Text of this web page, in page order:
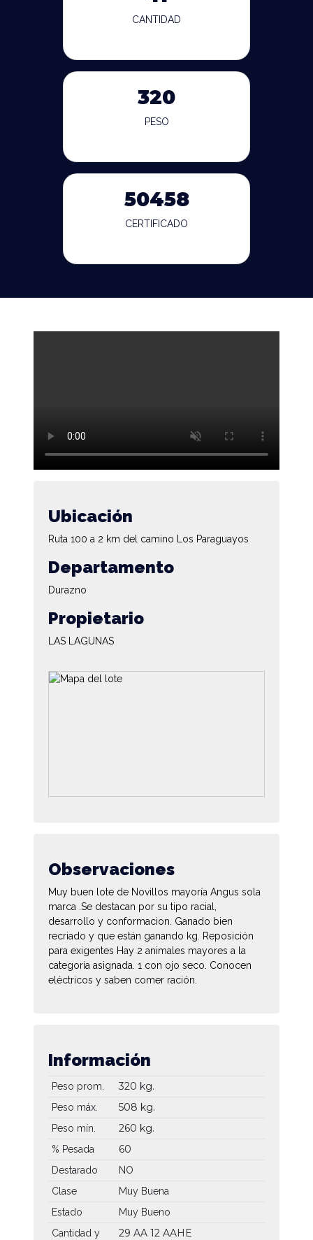
CANTIDAD
320
PESO
50458
CERTIFICADO
Ubicación
Ruta 100 a 2 km del camino Los Paraguayos
Departamento
Durazno
Propietario
LAS LAGUNAS
Observaciones
Muy buen lote de Novillos mayoría Angus sola
marca .Se destacan por su tipo racial,
desarrollo y conformacion. Ganado bien
recriado y que están ganando kg. Reposición
para exigentes Hay 2 animales mayores a la
categoría asignada. 1 con ojo seco. Conocen
eléctricos y saben comer ración.
Información
Peso prom. 320 kg.
Peso máx. 508 kg.
Peso mín. 260 kg.
% Pesada 60
Destarado
NO
Clase
Muy Buena
Estado
Muy Bueno
Cantidad y
29 AA 12 AAHE